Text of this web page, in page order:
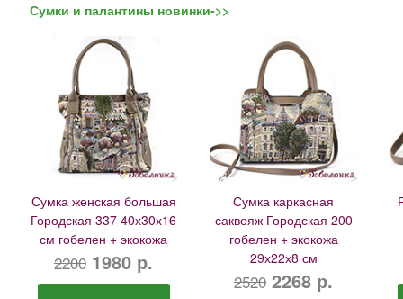
Сумки и палантины новинки->>
Сумка женская большая
Городская 337 40х30х16
см гобелен + экокожа
2200 1980 р.
Сумка каркасная
саквояж Городская 200
гобелен + экокожа
29х22х8 см
2520 2268 р.